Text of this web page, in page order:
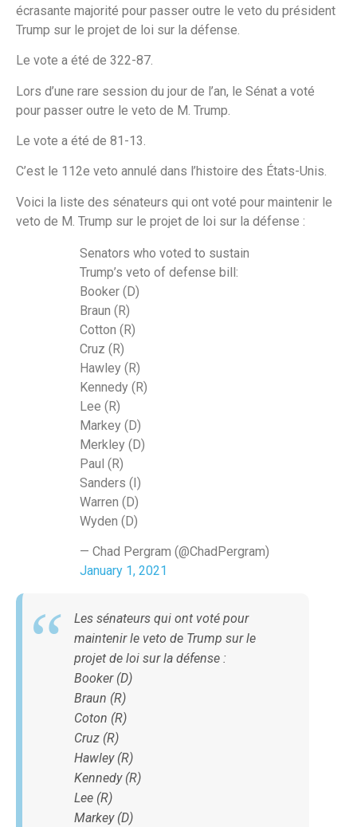
écrasante majorité pour passer outre le veto du président
Trump sur le projet de loi sur la défense.
Le vote a été de 322-87.
Lors d’une rare session du jour de l’an, le Sénat a voté
pour passer outre le veto de M. Trump.
Le vote a été de 81-13.
C’est le 112e veto annulé dans l’histoire des États-Unis.
Voici la liste des sénateurs qui ont voté pour maintenir le
veto de M. Trump sur le projet de loi sur la défense :
Senators who voted to sustain
Trump’s veto of defense bill:
Booker (D)
Braun (R)
Cotton (R)
Cruz (R)
Hawley (R)
Kennedy (R)
Lee (R)
Markey (D)
Merkley (D)
Paul (R)
Sanders (I)
Warren (D)
Wyden (D)
— Chad Pergram (@ChadPergram)
January 1, 2021
Les sénateurs qui ont voté pour
maintenir le veto de Trump sur le
projet de loi sur la défense :
Booker (D)
Braun (R)
Coton (R)
Cruz (R)
Hawley (R)
Kennedy (R)
Lee (R)
Markey (D)